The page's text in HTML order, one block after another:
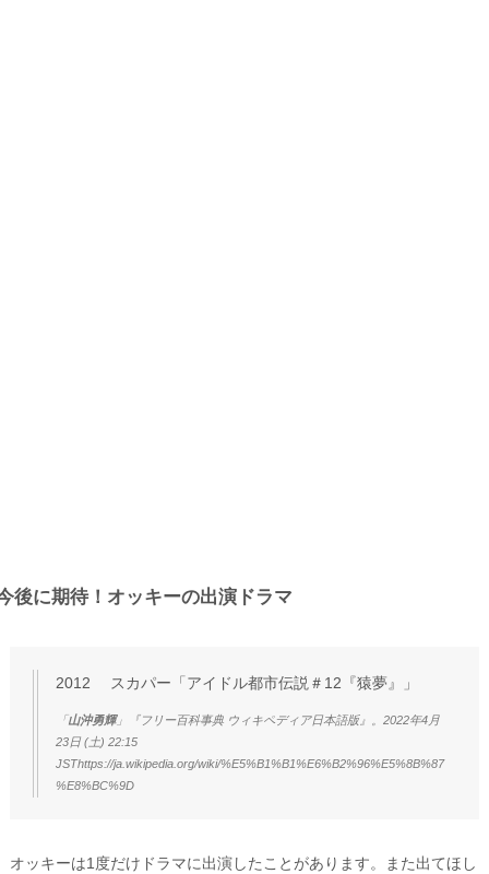
後に期待！オッキーの出演ドラマ
2012 スカパー「アイドル都市伝説＃12『猿夢』」
「 山沖勇輝」『フリー百科事典 ウィキペディア日本語版』。2022年4月
23日 (土) 22:15
JSThttps://ja.wikipedia.org/wiki/%E5%B1%B1%E6%B2%96%E5%8B%87
%E8%BC%9D
オッキーは1度だけドラマに出演したことがあります。また出てほし